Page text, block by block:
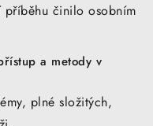
činilo osobním
a metody v
plné složitých,